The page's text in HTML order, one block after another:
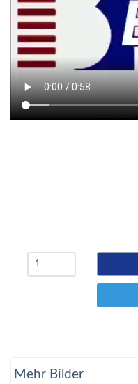
Mehr Bilder